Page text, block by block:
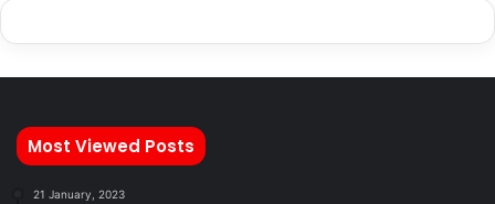
Most Viewed Posts
21 January, 2023